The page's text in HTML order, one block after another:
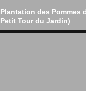
Plantation des Pommes
Petit Tour du Jardin)